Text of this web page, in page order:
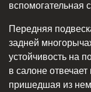
вспомогательная
Передняя
задней
устойчивость на
в салоне
пришедшая из